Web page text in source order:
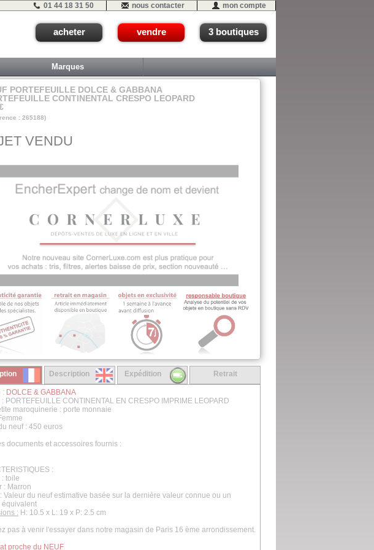
01 44 18 31 50 nous contacter mon compte
acheter vendre 3 boutiques
Marques
PORTEFEUILLE DOLCE & GABBANA
CONTINENTAL CRESPO LEOPARD
: 265188)
VENDU
Description Expédition Retrait
: DOLCE & GABBANA
: PORTEFEUILLE CONTINENTAL EN CRESPO IMPRIME LEOPARD
maroquinerie : porte monnaie
neuf : 450 euros
documents et accessoires fournis :
:
: toile
: Marron
Valeur du neuf estimative basée sur la dernière valeur connue ou un
équivalent
: H: 10.5 x L: 19 x P: 2.5 cm
pas à venir l'essayer dans notre magasin de Paris 16 ème arrondissement.
proche du NEUF